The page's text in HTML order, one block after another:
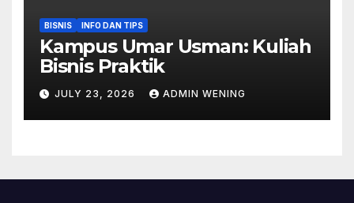
BISNIS INFO DAN TIPS
Kampus Umar Usman: Kuliah
Bisnis Praktik
JULY 23, 2026 ADMIN WENING